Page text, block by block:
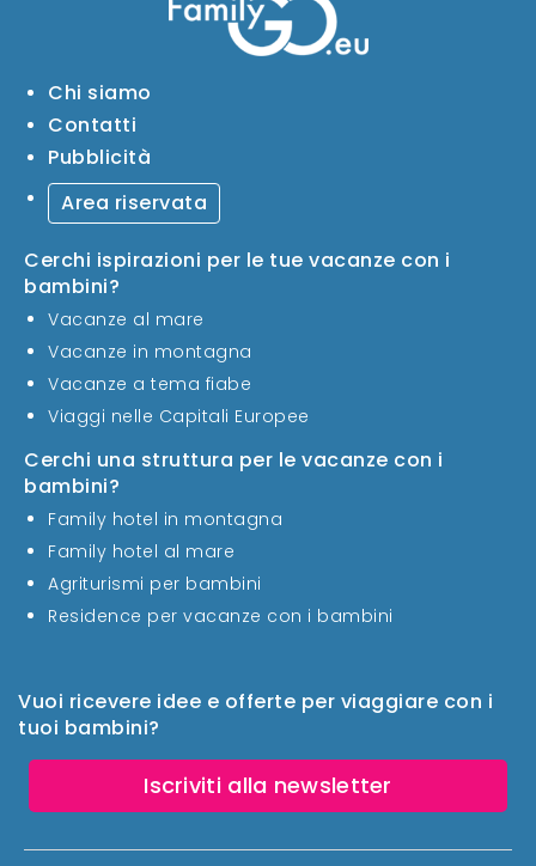
Vuoi ricevere idee e offerte per viaggiare con i
tuoi bambini?
Iscriviti alla newsletter
Chi siamo
Contatti
Pubblicità
Area riservata
Cerchi ispirazioni per le tue vacanze con i
bambini?
Vacanze al mare
Vacanze in montagna
Vacanze a tema fiabe
Viaggi nelle Capitali Europee
Cerchi una struttura per le vacanze con i
bambini?
Family hotel in montagna
Family hotel al mare
Agriturismi per bambini
Residence per vacanze con i bambini